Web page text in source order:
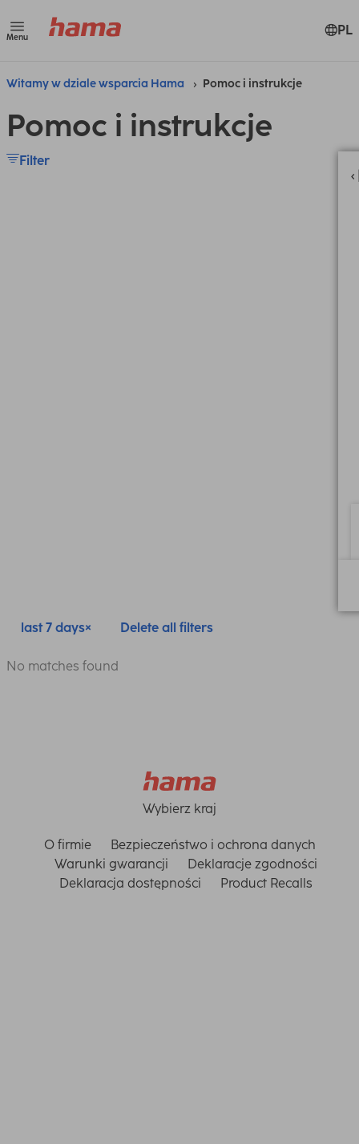
Menu PL
Witamy w dziale wsparcia Hama Pomoc i instrukcje
Pomoc i instrukcje
Filter
last 7 days Delete all filters
No matches found
Wybierz kraj
O firmie
Bezpieczeństwo i ochrona danych
Warunki gwarancji
Deklaracje zgodności
Deklaracja dostępności
Product Recalls